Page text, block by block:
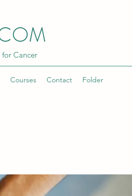
Cancer
Courses Contact Folder